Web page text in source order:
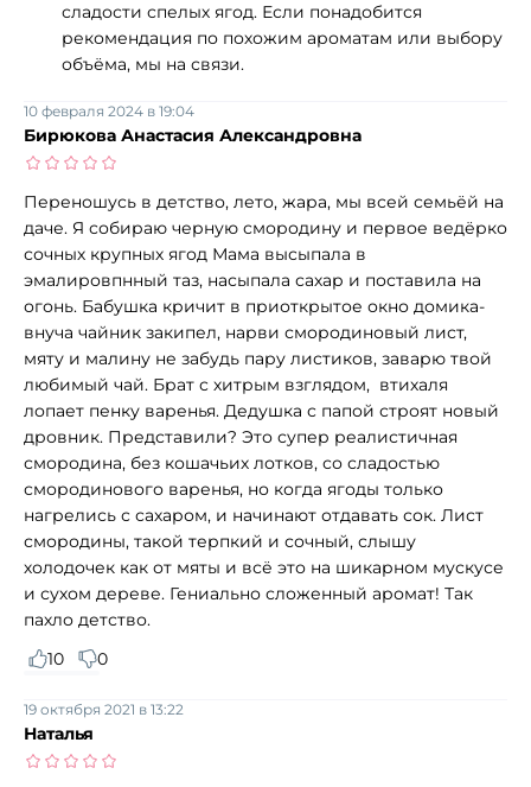
сладости спелых ягод. Если понадобится
рекомендация по похожим ароматам или выбору
объёма, мы на связи.
Бирюкова Анастасия Александровна
10 февраля 2024 в 19:04
Переношусь в детство, лето, жара, мы всей семьёй на
даче. Я собираю черную смородину и первое ведёрко
сочных крупных ягод Мама высыпала в
эмалировпнный таз, насыпала сахар и поставила на
огонь. Бабушка кричит в приоткрытое окно домика-
внуча чайник закипел, нарви смородиновый лист,
мяту и малину не забудь пару листиков, заварю твой
любимый чай. Брат с хитрым взглядом, втихаля
лопает пенку варенья. Дедушка с папой строят новый
дровник. Представили? Это супер реалистичная
смородина, без кошачьих лотков, со сладостью
смородинового варенья, но когда ягоды только
нагрелись с сахаром, и начинают отдавать сок. Лист
смородины, такой терпкий и сочный, слышу
холодочек как от мяты и всё это на шикарном мускусе
и сухом дереве. Гениально сложенный аромат! Так
пахло детство.
10
0
Наталья
19 октября 2021 в 13:22